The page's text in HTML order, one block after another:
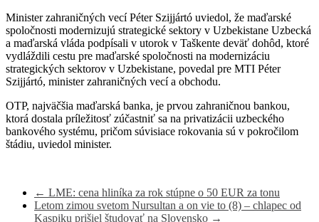
Minister zahraničných vecí Péter Szijjártó uviedol, že maďarské
spoločnosti modernizujú strategické sektory v Uzbekistane Uzbecká
a maďarská vláda podpísali v utorok v Taškente deväť dohôd, ktoré
vydláždili cestu pre maďarské spoločnosti na modernizáciu
strategických sektorov v Uzbekistane, povedal pre MTI Péter
Szijjártó, minister zahraničných vecí a obchodu.
OTP, najväčšia maďarská banka, je prvou zahraničnou bankou,
ktorá dostala príležitosť zúčastniť sa na privatizácii uzbeckého
bankového systému, pričom súvisiace rokovania sú v pokročilom
štádiu, uviedol minister.
← LME: cena hliníka za rok stúpne o 50 EUR za tonu
Letom zimou svetom Nursultan a on vie to (8) – chlapec od
Kaspiku prišiel študovať na Slovensko →